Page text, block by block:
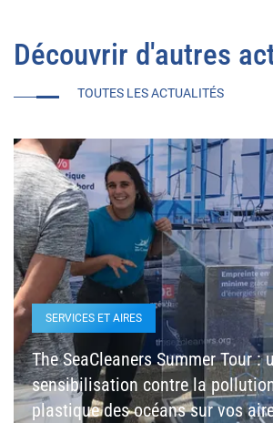
Découvrir d'autres
TOUTES LES ACTUALITÉS
SERVICES ET AIRES
The SeaCleaners Summer Tour :
sensibilisation contre la
plastique des océans sur vos